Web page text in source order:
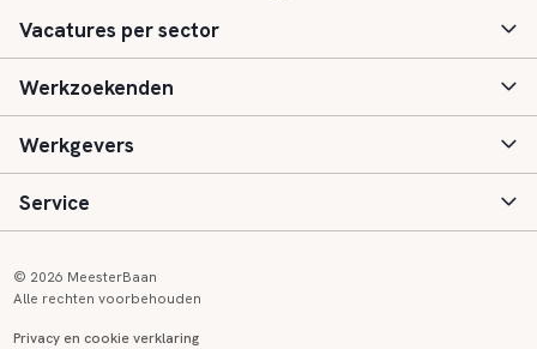
Vacatures per sector
Basisonderwijs
Speciaal (basis) onderwijs
Voortgezet onderwijs
Werkzoekenden
Aanmelden
Vacatures
Werkgevers
Inloggen
Service
© 2026 MeesterBaan
Alle rechten voorbehouden
Privacy en cookie verklaring